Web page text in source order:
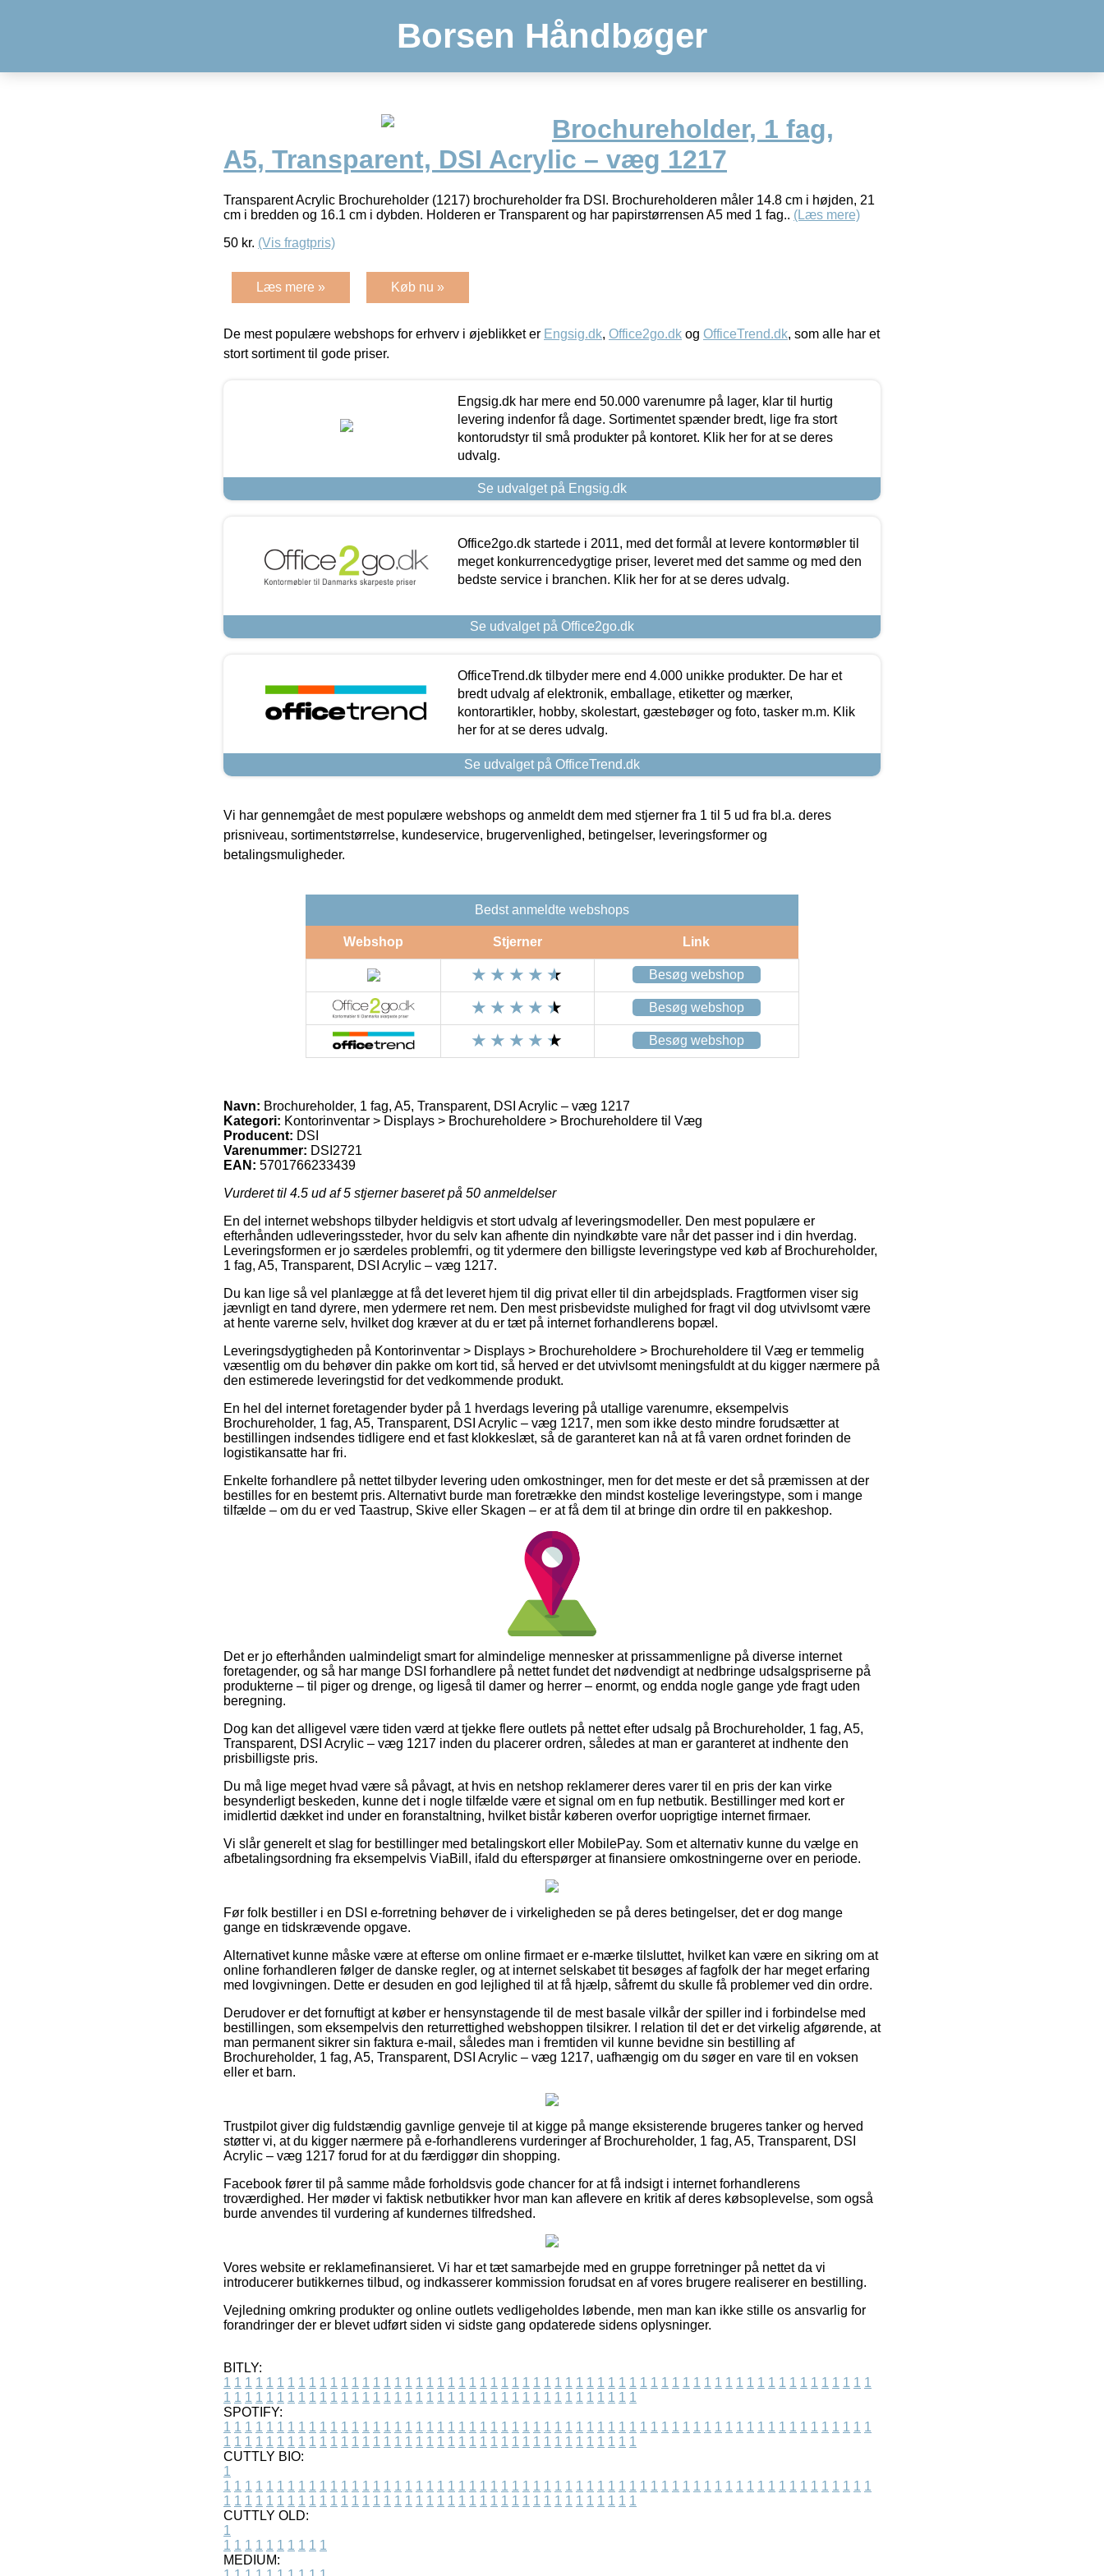
Borsen Håndbøger
Brochureholder, 1 fag,
A5, Transparent, DSI Acrylic – væg 1217
Transparent Acrylic Brochureholder (1217) brochureholder fra DSI. Brochureholderen måler 14.8 cm i højden, 21
cm i bredden og 16.1 cm i dybden. Holderen er Transparent og har papirstørrensen A5 med 1 fag.. (Læs mere)
50 kr. (Vis fragtpris)
Læs mere » Køb nu »
De mest populære webshops for erhverv i øjeblikket er Engsig.dk, Office2go.dk og OfficeTrend.dk, som alle har et
stort sortiment til gode priser.
Engsig.dk har mere end 50.000 varenumre på lager, klar til hurtig
levering indenfor få dage. Sortimentet spænder bredt, lige fra stort
kontorudstyr til små produkter på kontoret. Klik her for at se deres
udvalg.
Se udvalget på Engsig.dk
Office2go.dk startede i 2011, med det formål at levere kontormøbler til
meget konkurrencedygtige priser, leveret med det samme og med den
bedste service i branchen. Klik her for at se deres udvalg.
Se udvalget på Office2go.dk
OfficeTrend.dk tilbyder mere end 4.000 unikke produkter. De har et
bredt udvalg af elektronik, emballage, etiketter og mærker,
kontorartikler, hobby, skolestart, gæstebøger og foto, tasker m.m. Klik
her for at se deres udvalg.
Se udvalget på OfficeTrend.dk
Vi har gennemgået de mest populære webshops og anmeldt dem med stjerner fra 1 til 5 ud fra bl.a. deres
prisniveau, sortimentstørrelse, kundeservice, brugervenlighed, betingelser, leveringsformer og
betalingsmuligheder.
Bedst anmeldte webshops
Webshop Stjerner Link
Besøg webshop
Besøg webshop
Besøg webshop
Navn: Brochureholder, 1 fag, A5, Transparent, DSI Acrylic – væg 1217
Kategori: Kontorinventar > Displays > Brochureholdere > Brochureholdere til Væg
Producent: DSI
Varenummer: DSI2721
EAN: 5701766233439
Vurderet til 4.5 ud af 5 stjerner baseret på 50 anmeldelser
En del internet webshops tilbyder heldigvis et stort udvalg af leveringsmodeller. Den mest populære er
efterhånden udleveringssteder, hvor du selv kan afhente din nyindkøbte vare når det passer ind i din hverdag.
Leveringsformen er jo særdeles problemfri, og tit ydermere den billigste leveringstype ved køb af Brochureholder,
1 fag, A5, Transparent, DSI Acrylic – væg 1217.
Du kan lige så vel planlægge at få det leveret hjem til dig privat eller til din arbejdsplads. Fragtformen viser sig
jævnligt en tand dyrere, men ydermere ret nem. Den mest prisbevidste mulighed for fragt vil dog utvivlsomt være
at hente varerne selv, hvilket dog kræver at du er tæt på internet forhandlerens bopæl.
Leveringsdygtigheden på Kontorinventar > Displays > Brochureholdere > Brochureholdere til Væg er temmelig
væsentlig om du behøver din pakke om kort tid, så herved er det utvivlsomt meningsfuldt at du kigger nærmere på
den estimerede leveringstid for det vedkommende produkt.
En hel del internet foretagender byder på 1 hverdags levering på utallige varenumre, eksempelvis
Brochureholder, 1 fag, A5, Transparent, DSI Acrylic – væg 1217, men som ikke desto mindre forudsætter at
bestillingen indsendes tidligere end et fast klokkeslæt, så de garanteret kan nå at få varen ordnet forinden de
logistikansatte har fri.
Enkelte forhandlere på nettet tilbyder levering uden omkostninger, men for det meste er det så præmissen at der
bestilles for en bestemt pris. Alternativt burde man foretrække den mindst kostelige leveringstype, som i mange
tilfælde – om du er ved Taastrup, Skive eller Skagen – er at få dem til at bringe din ordre til en pakkeshop.
Det er jo efterhånden ualmindeligt smart for almindelige mennesker at prissammenligne på diverse internet
foretagender, og så har mange DSI forhandlere på nettet fundet det nødvendigt at nedbringe udsalgspriserne på
produkterne – til piger og drenge, og ligeså til damer og herrer – enormt, og endda nogle gange yde fragt uden
beregning.
Dog kan det alligevel være tiden værd at tjekke flere outlets på nettet efter udsalg på Brochureholder, 1 fag, A5,
Transparent, DSI Acrylic – væg 1217 inden du placerer ordren, således at man er garanteret at indhente den
prisbilligste pris.
Du må lige meget hvad være så påvagt, at hvis en netshop reklamerer deres varer til en pris der kan virke
besynderligt beskeden, kunne det i nogle tilfælde være et signal om en fup netbutik. Bestillinger med kort er
imidlertid dækket ind under en foranstaltning, hvilket bistår køberen overfor uoprigtige internet firmaer.
Vi slår generelt et slag for bestillinger med betalingskort eller MobilePay. Som et alternativ kunne du vælge en
afbetalingsordning fra eksempelvis ViaBill, ifald du efterspørger at finansiere omkostningerne over en periode.
Før folk bestiller i en DSI e-forretning behøver de i virkeligheden se på deres betingelser, det er dog mange
gange en tidskrævende opgave.
Alternativet kunne måske være at efterse om online firmaet er e-mærke tilsluttet, hvilket kan være en sikring om at
online forhandleren følger de danske regler, og at internet selskabet tit besøges af fagfolk der har meget erfaring
med lovgivningen. Dette er desuden en god lejlighed til at få hjælp, såfremt du skulle få problemer ved din ordre.
Derudover er det fornuftigt at køber er hensynstagende til de mest basale vilkår der spiller ind i forbindelse med
bestillingen, som eksempelvis den returrettighed webshoppen tilsikrer. I relation til det er det virkelig afgørende, at
man permanent sikrer sin faktura e-mail, således man i fremtiden vil kunne bevidne sin bestilling af
Brochureholder, 1 fag, A5, Transparent, DSI Acrylic – væg 1217, uafhængig om du søger en vare til en voksen
eller et barn.
Trustpilot giver dig fuldstændig gavnlige genveje til at kigge på mange eksisterende brugeres tanker og herved
støtter vi, at du kigger nærmere på e-forhandlerens vurderinger af Brochureholder, 1 fag, A5, Transparent, DSI
Acrylic – væg 1217 forud for at du færdiggør din shopping.
Facebook fører til på samme måde forholdsvis gode chancer for at få indsigt i internet forhandlerens
troværdighed. Her møder vi faktisk netbutikker hvor man kan aflevere en kritik af deres købsoplevelse, som også
burde anvendes til vurdering af kundernes tilfredshed.
Vores website er reklamefinansieret. Vi har et tæt samarbejde med en gruppe forretninger på nettet da vi
introducerer butikkernes tilbud, og indkasserer kommission forudsat en af vores brugere realiserer en bestilling.
Vejledning omkring produkter og online outlets vedligeholdes løbende, men man kan ikke stille os ansvarlig for
forandringer der er blevet udført siden vi sidste gang opdaterede sidens oplysninger.
BITLY:
1 1 1 1 1 1 1 1 1 1 1 1 1 1 1 1 1 1 1 1 1 1 1 1 1 1 1 1 1 1 1 1 1 1 1 1 1 1 1 1 1 1 1 1 1 1 1 1 1 1 1 1 1 1 1 1 1 1 1 1 1
1 1 1 1 1 1 1 1 1 1 1 1 1 1 1 1 1 1 1 1 1 1 1 1 1 1 1 1 1 1 1 1 1 1 1 1 1 1 1
SPOTIFY:
1 1 1 1 1 1 1 1 1 1 1 1 1 1 1 1 1 1 1 1 1 1 1 1 1 1 1 1 1 1 1 1 1 1 1 1 1 1 1 1 1 1 1 1 1 1 1 1 1 1 1 1 1 1 1 1 1 1 1 1 1
1 1 1 1 1 1 1 1 1 1 1 1 1 1 1 1 1 1 1 1 1 1 1 1 1 1 1 1 1 1 1 1 1 1 1 1 1 1 1
CUTTLY BIO:
1
1 1 1 1 1 1 1 1 1 1 1 1 1 1 1 1 1 1 1 1 1 1 1 1 1 1 1 1 1 1 1 1 1 1 1 1 1 1 1 1 1 1 1 1 1 1 1 1 1 1 1 1 1 1 1 1 1 1 1 1 1
1 1 1 1 1 1 1 1 1 1 1 1 1 1 1 1 1 1 1 1 1 1 1 1 1 1 1 1 1 1 1 1 1 1 1 1 1 1 1
CUTTLY OLD:
1
1 1 1 1 1 1 1 1 1 1
MEDIUM: